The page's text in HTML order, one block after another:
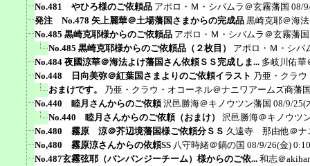
No.481 やひろ様のご依頼品 アポロ・Ｍ・シバムラ＠玄霧藩国 08/
発注 No.478 矢上麗華＠土場藩国さまからの完成品 黒崎克耶＠海
No.485 黒崎克耶様からのご依頼品 アポロ・Ｍ・シバムラ＠玄霧藩国
No.485 黒崎克耶様からのご依頼品（２枚目）
アポロ・Ｍ・シバ
No.484 夜國涼華＠海法よけ藩国さん依頼ＳＳ完成しま... 多岐川佑華
No.448 日向美弥＠紅葉国さまよりのご依頼イラスト 乃亜・クラ
おまけです。
乃亜・クラウ・オコーネル＠ナニワアームズ商藩
No.440 睦月さんからのご依頼 沢邑勝海＠キノウツン藩国 08/9/25(
No.440 睦月さんからのご依頼（おまけ）
沢邑勝海＠キノウツ
No.480 霧原 涼＠芥辺境藩国様ご依頼分ＳＳ 久遠寺 那由他＠ナ
No,480 霧原涼さんからの依頼SS 八守時緒＠鍋の国 08/9/26(金) 0:10
No.487玄霧弦耶（バンバンジーチーム）様からのご依... 和志＠